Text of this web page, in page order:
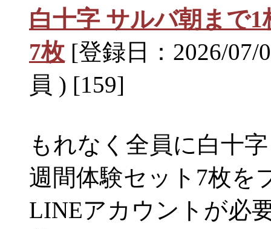
白十字 サルバ朝まで
7枚 [登録日：2026/
員 ) [159]
もれなく全員に白十
週間体験セット7枚を
LINEアカウントが必